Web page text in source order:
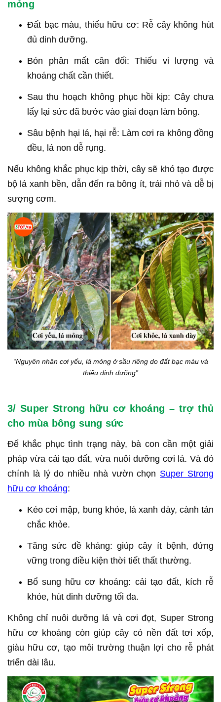
mỏng
Đất bạc màu, thiếu hữu cơ: Rễ cây không hút
đủ dinh dưỡng.
Bón phân mất cân đối: Thiếu vi lượng và
khoáng chất cần thiết.
Sau thu hoạch không phục hồi kịp: Cây chưa
lấy lại sức đã bước vào giai đoạn làm bông.
Sâu bệnh hại lá, hại rễ: Làm cơi ra không đồng
đều, lá non dễ rụng.
Nếu không khắc phục kịp thời, cây sẽ khó tạo được
bộ lá xanh bền, dẫn đến ra bông ít, trái nhỏ và dễ bị
sượng cơm.
“Nguyên nhân cơi yếu, lá mỏng ở sầu riêng do đất bạc màu và
thiếu dinh dưỡng”
3/ Super Strong hữu cơ khoáng – trợ thủ
cho mùa bông sung sức
Để khắc phục tình trạng này, bà con cần một giải
pháp vừa cải tạo đất, vừa nuôi dưỡng cơi lá. Và đó
chính là lý do nhiều nhà vườn chọn Super Strong
hữu cơ khoáng:
Kéo cơi mập, bung khỏe, lá xanh dày, cành tán
chắc khỏe.
Tăng sức đề kháng: giúp cây ít bệnh, đứng
vững trong điều kiện thời tiết thất thường.
Bổ sung hữu cơ khoáng: cải tạo đất, kích rễ
khỏe, hút dinh dưỡng tối đa.
Không chỉ nuôi dưỡng lá và cơi đọt, Super Strong
hữu cơ khoáng còn giúp cây có nền đất tơi xốp,
giàu hữu cơ, tạo môi trường thuận lợi cho rễ phát
triển dài lâu.